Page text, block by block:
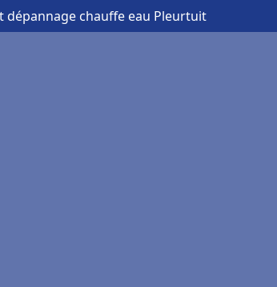
dépannage chauffe eau Pleurtuit